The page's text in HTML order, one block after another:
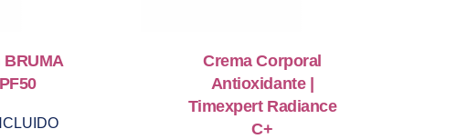
BRUMA
Crema Corporal
Antioxidante |
Timexpert Radiance
C+